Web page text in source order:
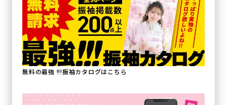
無料の最強 !!!振袖カタログはこちら